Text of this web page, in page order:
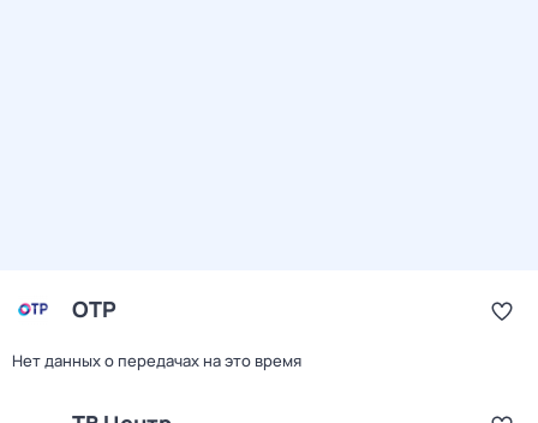
ОТР
Нет данных о передачах на это время